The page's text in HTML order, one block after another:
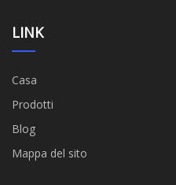
LINK
Casa
Prodotti
Blog
Mappa del sito